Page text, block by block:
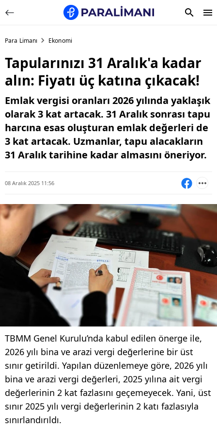
Para Limanı Ekonomi
Tapularınızı 31 Aralık'a kadar
alın: Fiyatı üç katına çıkacak!
Emlak vergisi oranları 2026 yılında yaklaşık
olarak 3 kat artacak. 31 Aralık sonrası tapu
harcına esas oluşturan emlak değerleri de
3 kat artacak. Uzmanlar, tapu alacakların
31 Aralık tarihine kadar almasını öneriyor.
08 Aralık 2025 11:56
TBMM Genel Kurulu’nda kabul edilen önerge ile,
2026 yılı bina ve arazi vergi değerlerine bir üst
sınır getirildi. Yapılan düzenlemeye göre, 2026 yılı
bina ve arazi vergi değerleri, 2025 yılına ait vergi
değerlerinin 2 kat fazlasını geçemeyecek. Yani, üst
sınır 2025 yılı vergi değerlerinin 2 katı fazlasıyla
sınırlandırıldı.